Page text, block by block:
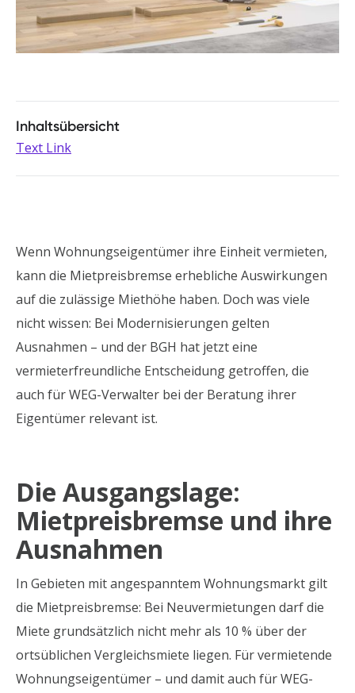
Inhaltsübersicht
Text Link
Wenn Wohnungseigentümer ihre Einheit vermieten,
kann die Mietpreisbremse erhebliche Auswirkungen
auf die zulässige Miethöhe haben. Doch was viele
nicht wissen: Bei Modernisierungen gelten
Ausnahmen – und der BGH hat jetzt eine
vermieterfreundliche Entscheidung getroffen, die
auch für WEG-Verwalter bei der Beratung ihrer
Eigentümer relevant ist.
Die Ausgangslage:
Mietpreisbremse und ihre
Ausnahmen
In Gebieten mit angespanntem Wohnungsmarkt gilt
die Mietpreisbremse: Bei Neuvermietungen darf die
Miete grundsätzlich nicht mehr als 10 % über der
ortsüblichen Vergleichsmiete liegen. Für vermietende
Wohnungseigentümer – und damit auch für WEG-